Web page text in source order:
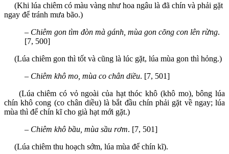
(Khi lúa chiêm có màu vàng như hoa ngâu là đã chín và phải gặt
ngay để tránh mưa bão.)
– Chiêm gon tìm đòn mà gánh, mùa gon cõng con lên rừng.
[7, 500]
(Lúa chiêm gon thì tốt và cũng là lúc gặt, lúa mùa gon thì hỏng.)
– Chiêm khô mo, mùa co chân diều. [7, 501]
(Lúa chiêm có vỏ ngoài của hạt thóc khô (khô mo), bông lúa
chín khô cong (co chân diều) là bắt đầu chín phải gặt về ngay; lúa
mùa thì để chín kĩ cho già hạt mới gặt.)
– Chiêm khô bầu, mùa sầu rơm. [7, 501]
(Lúa chiêm thu hoạch sớm, lúa mùa để chín kĩ).